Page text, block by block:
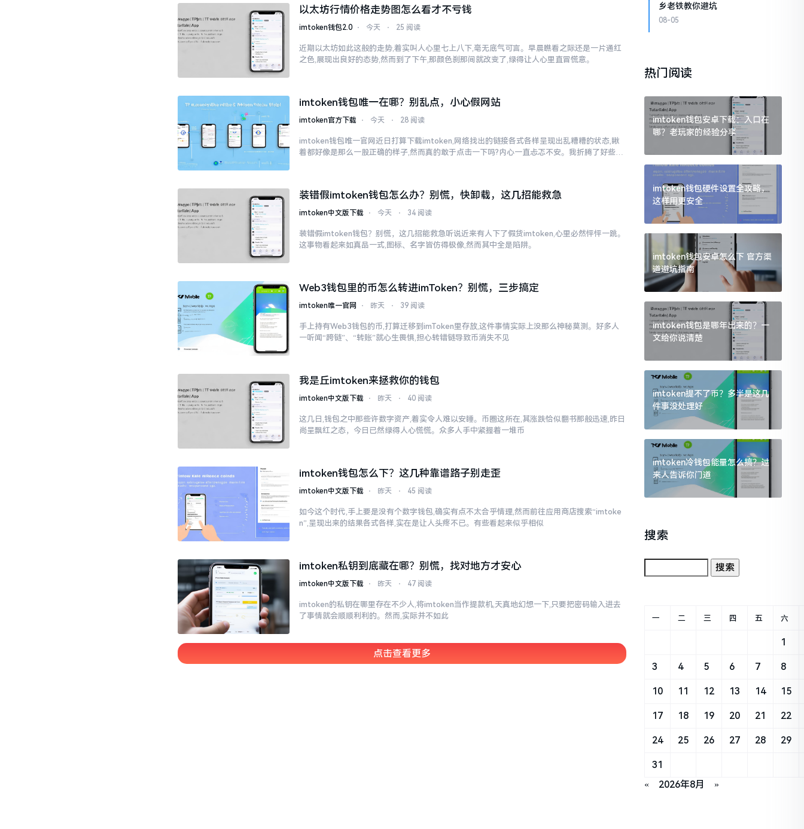
以太坊行情价格走势图怎么看才不亏钱
imtoken钱包2.0 ⋅ 今天 ⋅ 25 阅读
近期以太坊如此这般的走势,着实叫人心里七上八下,毫无底气可言。早晨瞧看之际还是一片通红
之色,展现出良好的态势,然而到了下午,那颜色刹那间就改变了,绿得让人心里直冒慌意。
imtoken钱包唯一在哪？别乱点，小心假网站
imtoken官方下载 ⋅ 今天 ⋅ 28 阅读
imtoken钱包唯一官网近日打算下载imtoken,网络找出的链接各式各样呈现出乱糟糟的状态,瞅
着都好像是那么一股正确的样子,然而真的敢于点击一下吗?内心一直忐忑不安。我折腾了好些日
装错假imtoken钱包怎么办？别慌，快卸载，这几招能救急
imtoken中文版下载 ⋅ 今天 ⋅ 34 阅读
装错假imtoken钱包？别慌，这几招能救急听说近来有人下了假货imtoken,心里必然怦怦一跳。
这事物看起来如真品一式,图标、名字皆仿得极像,然而其中全是陷阱。
Web3钱包里的币怎么转进imToken？别慌，三步搞定
imtoken唯一官网 ⋅ 昨天 ⋅ 39 阅读
手上持有Web3钱包的币,打算迁移到imToken里存放,这件事情实际上没那么神秘莫测。好多人
一听闻“跨链”、“转账”就心生畏惧,担心转错链导致币消失不见
我是丘imtoken来拯救你的钱包
imtoken中文版下载 ⋅ 昨天 ⋅ 40 阅读
这几日,钱包之中那些许数字资产,着实令人难以安睡。币圈这所在,其涨跌恰似翻书那般迅速,昨日
尚呈飘红之态，今日已然绿得人心慌慌。众多人手中紧握着一堆币
imtoken钱包怎么下？这几种靠谱路子别走歪
imtoken中文版下载 ⋅ 昨天 ⋅ 45 阅读
如今这个时代,手上要是没有个数字钱包,确实有点不太合乎情理,然而前往应用商店搜索“imtoke
n”,呈现出来的结果各式各样,实在是让人头疼不已。有些看起来似乎相似
imtoken私钥到底藏在哪？别慌，找对地方才安心
imtoken中文版下载 ⋅ 昨天 ⋅ 47 阅读
imtoken的私钥在哪里存在不少人,将imtoken当作提款机,天真地幻想一下,只要把密码输入进去
了事情就会顺顺利利的。然而,实际并不如此
点击查看更多
乡老铁教你避坑
08-05
热门阅读
imtoken钱包安卓下载：入口在
哪？老玩家的经验分享
imtoken钱包硬件设置全攻略，
这样用更安全
imtoken钱包安卓怎么下 官方渠
道避坑指南
imtoken钱包是哪年出来的？一
文给你说清楚
imtoken提不了币？多半是这几
件事没处理好
imtoken冷钱包能量怎么搞？过
来人告诉你门道
搜索
« 2026年8月 »
一 二 三 四 五 六
1
3 4 5 6 7 8
10 11 12 13 14 15
17 18 19 20 21 22
24 25 26 27 28 29
31